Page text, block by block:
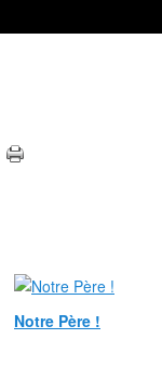
Notre Père !